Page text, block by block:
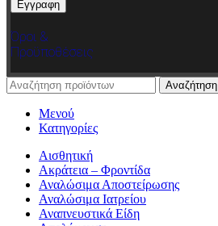
Όροι &
Προϋποθέσεις
Αναζήτηση
Μενού
Κατηγορίες
Αισθητική
Ακράτεια – Φροντίδα
Αναλώσιμα Αποστείρωσης
Αναλώσιμα Ιατρείου
Αναπνευστικά Είδη